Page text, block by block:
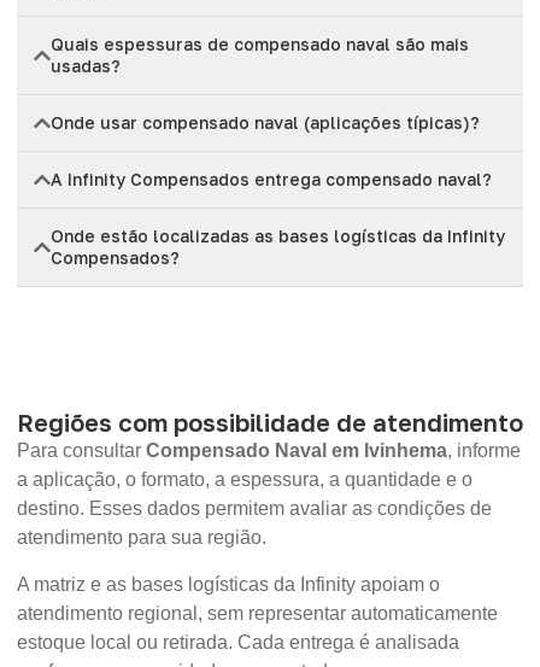
Quais espessuras de compensado naval são mais
usadas?
Onde usar compensado naval (aplicações típicas)?
A Infinity Compensados entrega compensado naval?
Onde estão localizadas as bases logísticas da Infinity
Compensados?
Regiões com possibilidade de atendimento
Para consultar Compensado Naval em Ivinhema, informe
a aplicação, o formato, a espessura, a quantidade e o
destino. Esses dados permitem avaliar as condições de
atendimento para sua região.
A matriz e as bases logísticas da Infinity apoiam o
atendimento regional, sem representar automaticamente
estoque local ou retirada. Cada entrega é analisada